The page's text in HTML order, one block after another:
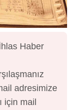
Haber
adresimize
için mail